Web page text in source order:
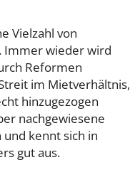
Vielzahl von
Immer wieder wird
Reformen
im Mietverhältnis,
hinzugezogen
nachgewiesene
kennt sich in
gut aus.